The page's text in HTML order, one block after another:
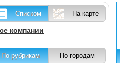
Списком На карте
компании
По рубрикам По городам